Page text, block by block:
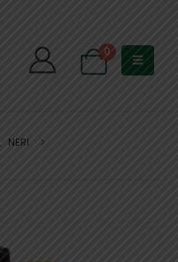
0
NERI